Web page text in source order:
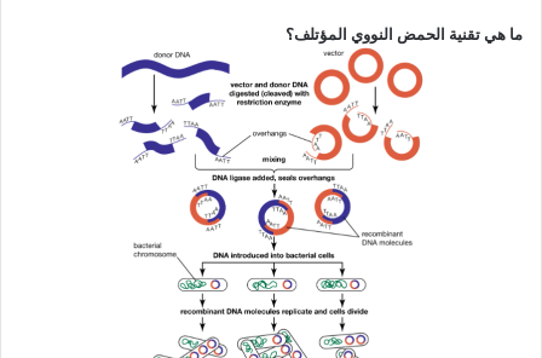
ما هي تقنية الحمض النووي المؤتلف؟